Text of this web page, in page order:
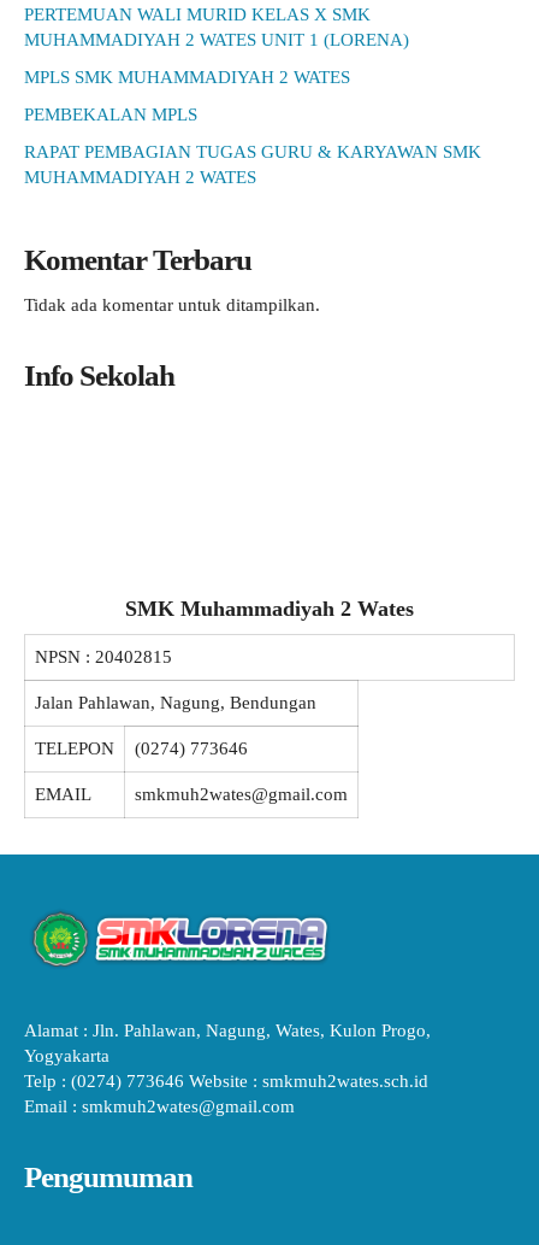
PERTEMUAN WALI MURID KELAS X SMK
MUHAMMADIYAH 2 WATES UNIT 1 (LORENA)
MPLS SMK MUHAMMADIYAH 2 WATES
PEMBEKALAN MPLS
RAPAT PEMBAGIAN TUGAS GURU & KARYAWAN SMK
MUHAMMADIYAH 2 WATES
Komentar Terbaru
Tidak ada komentar untuk ditampilkan.
Info Sekolah
SMK Muhammadiyah 2 Wates
NPSN : 20402815
Jalan Pahlawan, Nagung, Bendungan
TELEPON (0274) 773646
EMAIL smkmuh2wates@gmail.com
Alamat : Jln. Pahlawan, Nagung, Wates, Kulon Progo,
Yogyakarta
Telp : (0274) 773646 Website : smkmuh2wates.sch.id
Email : smkmuh2wates@gmail.com
Pengumuman